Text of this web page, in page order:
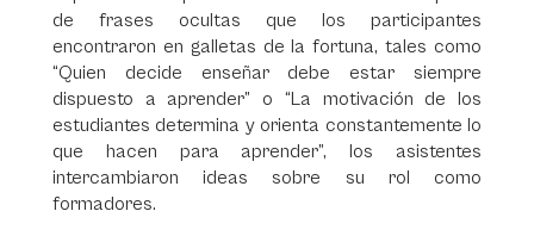
de frases ocultas que los participantes
encontraron en galletas de la fortuna, tales como
“Quien decide enseñar debe estar siempre
dispuesto a aprender” o “La motivación de los
estudiantes determina y orienta constantemente lo
que hacen para aprender”, los asistentes
intercambiaron ideas sobre su rol como
formadores.